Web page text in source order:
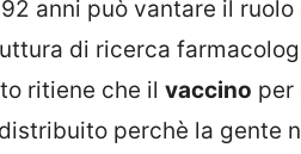
anni può vantare il
di ricerca
ritiene che il vaccino per
perchè la gente